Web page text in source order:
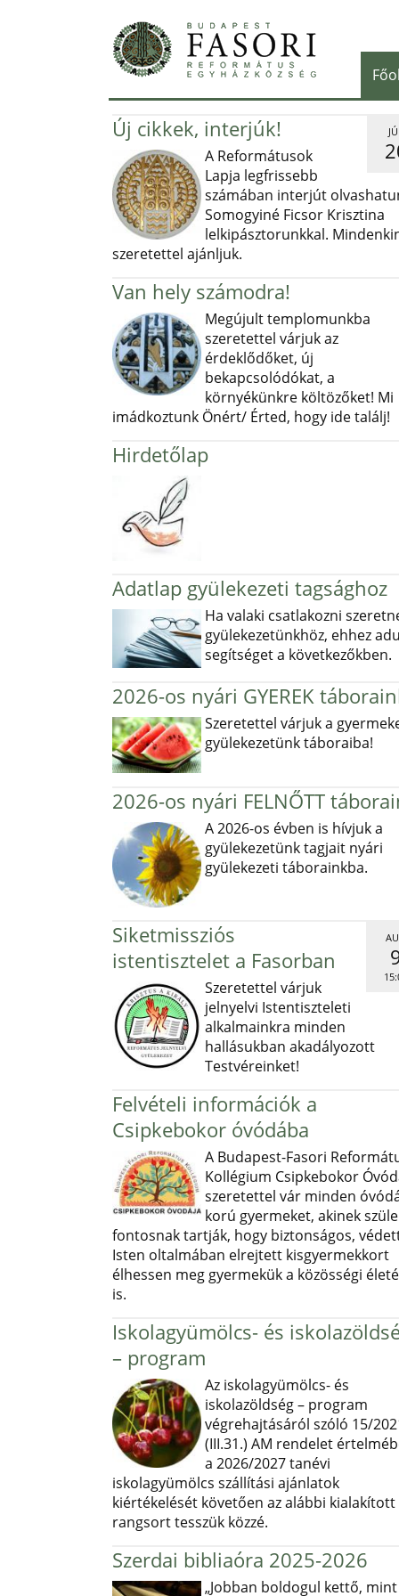
Új cikkek, interjúk!
A Reformátusok
Lapja legfrissebb
számában interjút
Somogyiné Ficsor Krisztina
lelkipásztorunkkal.
szeretettel ajánljuk.
Van hely számodra!
Megújult templomunkba
szeretettel várjuk az
érdeklődőket, új
bekapcsolódókat, a
környékünkre költözőket! Mi
imádkoztunk Önért/ Érted, hogy ide találj!
Hirdetőlap
Adatlap gyülekezeti tagsághoz
Ha valaki csatlakozni
gyülekezetünkhöz, ehhez
segítséget a következőkben.
2026-os nyári GYEREK
Szeretettel várjuk a
gyülekezetünk táboraiba!
2026-os nyári FELNŐTT
A 2026-os évben is hívjuk a
gyülekezetünk tagjait nyári
gyülekezeti táborainkba.
Siketmissziós
istentisztelet a Fasorban
Szeretettel várjuk
jelnyelvi Istentiszteleti
alkalmainkra minden
hallásukban akadályozott
Testvéreinket!
Felvételi információk a
Csipkebokor óvódába
A Budapest-Fasori
Kollégium Csipkebokor
szeretettel vár minden
korú gyermeket, akinek
fontosnak tartják, hogy biztonságos,
Isten oltalmában elrejtett kisgyermekkort
élhessen meg gyermekük a közösségi
is.
Iskolagyümölcs- és
– program
Az iskolagyümölcs- és
iskolazöldség – program
végrehajtásáról szóló 15/
(III.31.) AM rendelet
a 2026/2027 tanévi
iskolagyümölcs szállítási ajánlatok
kiértékelését követően az alábbi kialakított
rangsort tesszük közzé.
Szerdai bibliaóra 2025-2026
„Jobban boldogul kettő, mint